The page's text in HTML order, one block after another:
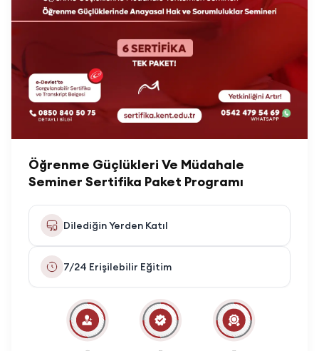
Öğrenme Güçlükleri Ve Müdahale
Seminer Sertifika Paket Programı
Dilediğin Yerden Katıl
7/24 Erişilebilir Eğitim